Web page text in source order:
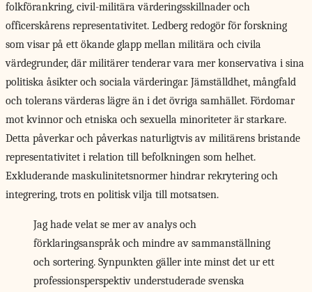
folkförankring, civil-militära värderingsskillnader och
officerskårens representativitet. Ledberg redogör för forskning
som visar på ett ökande glapp mellan militära och civila
värdegrunder, där militärer tenderar vara mer konservativa i sina
politiska åsikter och sociala värderingar. Jämställdhet, mångfald
och tolerans värderas lägre än i det övriga samhället. Fördomar
mot kvinnor och etniska och sexuella minoriteter är starkare.
Detta påverkar och påverkas naturligtvis av militärens bristande
representativitet i relation till befolkningen som helhet.
Exkluderande maskulinitetsnormer hindrar rekrytering och
integrering, trots en politisk vilja till motsatsen.
Jag hade velat se mer av analys och
förklaringsanspråk och mindre av sammanställning
och sortering. Synpunkten gäller inte minst det ur ett
professionsperspektiv understuderade svenska